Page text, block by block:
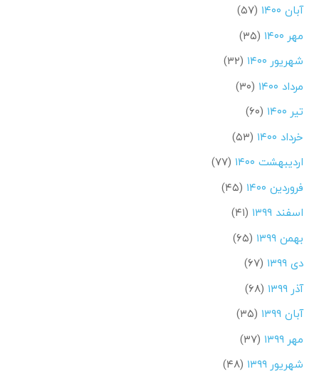
آبان ۱۴۰۰
(۵۷)
مهر ۱۴۰۰
(۳۵)
شهریور ۱۴۰۰
(۳۲)
مرداد ۱۴۰۰
(۳۰)
تیر ۱۴۰۰
(۶۰)
خرداد ۱۴۰۰
(۵۳)
اردیبهشت ۱۴۰۰
(۷۷)
فروردین ۱۴۰۰
(۴۵)
اسفند ۱۳۹۹
(۴۱)
بهمن ۱۳۹۹
(۶۵)
دی ۱۳۹۹
(۶۷)
آذر ۱۳۹۹
(۶۸)
آبان ۱۳۹۹
(۳۵)
مهر ۱۳۹۹
(۳۷)
شهریور ۱۳۹۹
(۴۸)